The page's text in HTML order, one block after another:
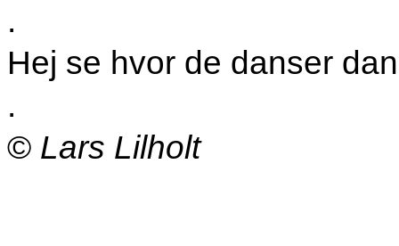
.
Hej se hvor de danser
.
© Lars Lilholt